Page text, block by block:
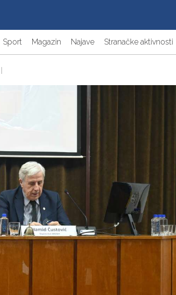
Sport Magazin Najave Stranačke aktivnosti